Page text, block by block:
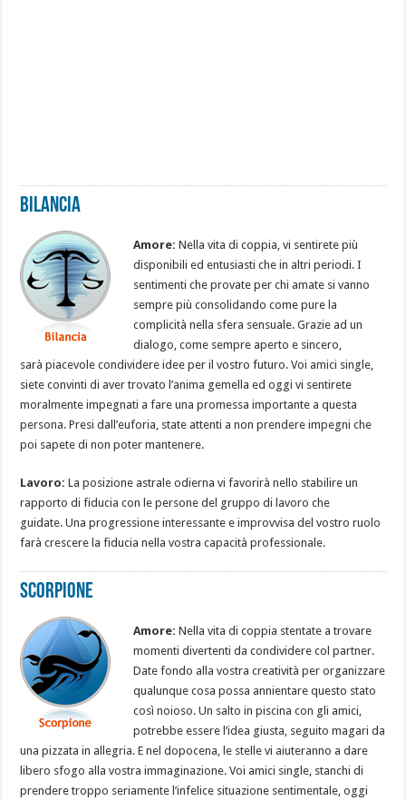
Bilancia
Amore: Nella vita di coppia, vi sentirete più
disponibili ed entusiasti che in altri periodi. I
sentimenti che provate per chi amate si vanno
sempre più consolidando come pure la
complicità nella sfera sensuale. Grazie ad un
dialogo, come sempre aperto e sincero,
sarà piacevole condividere idee per il vostro futuro. Voi amici single,
siete convinti di aver trovato l’anima gemella ed oggi vi sentirete
moralmente impegnati a fare una promessa importante a questa
persona. Presi dall’euforia, state attenti a non prendere impegni che
poi sapete di non poter mantenere.
Lavoro: La posizione astrale odierna vi favorirà nello stabilire un
rapporto di fiducia con le persone del gruppo di lavoro che
guidate. Una progressione interessante e improvvisa del vostro ruolo
farà crescere la fiducia nella vostra capacità professionale.
Scorpione
Amore: Nella vita di coppia stentate a trovare
momenti divertenti da condividere col partner.
Date fondo alla vostra creatività per organizzare
qualunque cosa possa annientare questo stato
così noioso. Un salto in piscina con gli amici,
potrebbe essere l’idea giusta, seguito magari da
una pizzata in allegria. E nel dopocena, le stelle vi aiuteranno a dare
libero sfogo alla vostra immaginazione. Voi amici single, stanchi di
prendere troppo seriamente l’infelice situazione sentimentale, oggi